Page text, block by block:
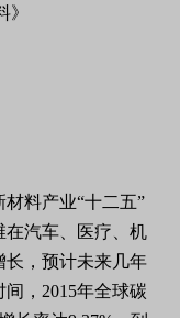
料产业“十二五”
在汽车、医疗、机
长，预计未来几年
，2015年全球碳